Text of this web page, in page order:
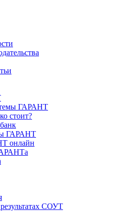
ГАРАНТ
стоит?
ГАРАНТ
онлайн
СОУТ